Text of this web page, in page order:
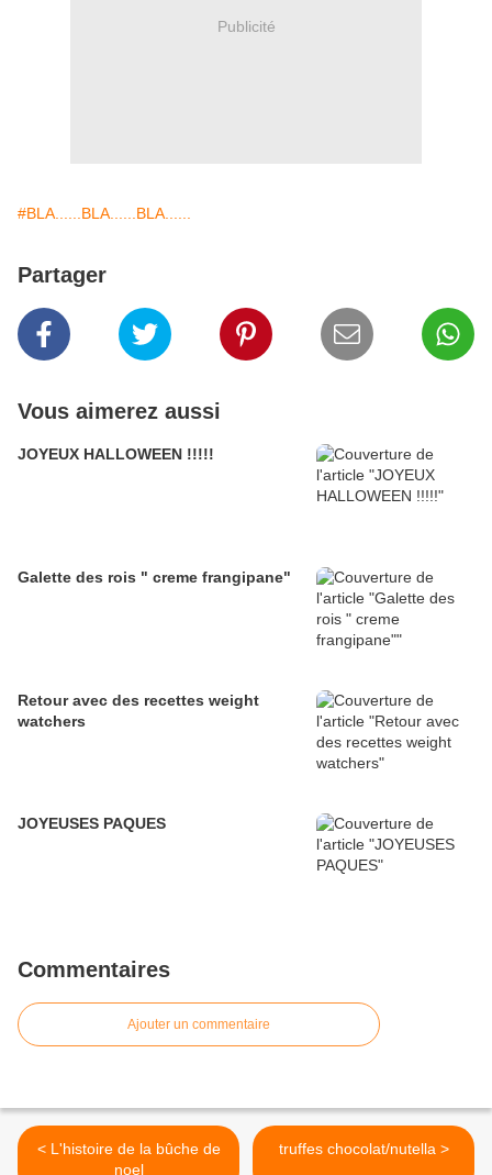
Publicité
#BLA......BLA......BLA......
Partager
Vous aimerez aussi
JOYEUX HALLOWEEN !!!!!
Galette des rois " creme frangipane"
Retour avec des recettes weight
watchers
JOYEUSES PAQUES
Commentaires
Ajouter un commentaire
< L'histoire de la bûche de
noel
truffes chocolat/nutella >